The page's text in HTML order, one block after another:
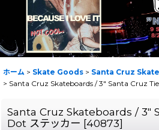
ホーム > Skate Goods > Santa Cruz
> Santa Cruz Skateboards / 3" Santa Cruz
Santa Cruz Skateboards / 3"
Dot ステッカー [40873]